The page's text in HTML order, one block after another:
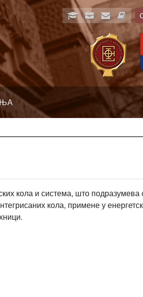
кола и система, што подразумева
кола, примене у